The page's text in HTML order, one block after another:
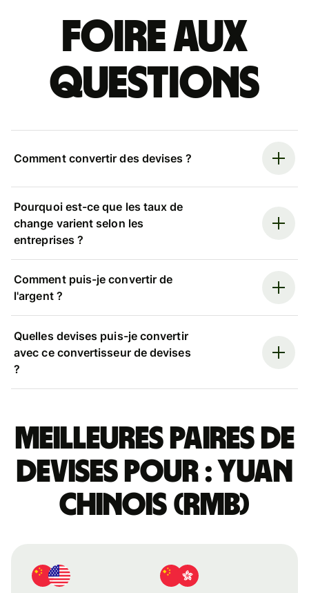
Foire aux
questions
Comment convertir des devises ?
Pourquoi est-ce que les taux de
change varient selon les
entreprises ?
Comment puis-je convertir de
l'argent ?
Quelles devises puis-je convertir
avec ce convertisseur de devises
?
Meilleures paires de
devises pour : yuan
chinois (RMB)